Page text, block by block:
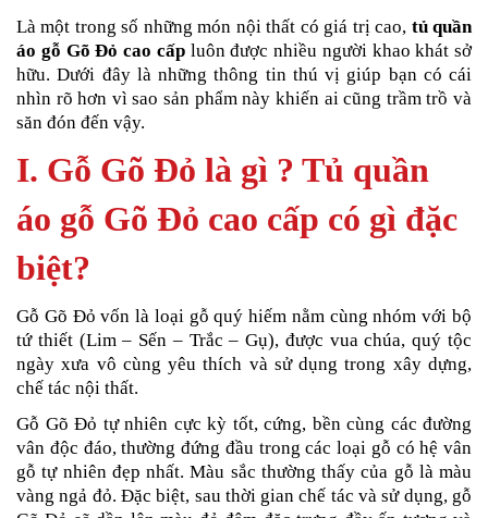
Là một trong số những món nội thất có giá trị cao, tủ quần
áo gỗ Gõ Đỏ cao cấpluôn được nhiều người khao khát sở
hữu. Dưới đây là những thông tin thú vị giúp bạn có cái
nhìn rõ hơn vì sao sản phẩm này khiến ai cũng trầm trồ và
săn đón đến vậy.
I. Gỗ Gõ Đỏ là gì ? Tủ quần
áo gỗ Gõ Đỏ cao cấp có gì đặc
biệt?
Gỗ Gõ Đỏ vốn là loại gỗ quý hiếm nằm cùng nhóm với bộ
tứ thiết (Lim – Sến – Trắc – Gụ), được vua chúa, quý tộc
ngày xưa vô cùng yêu thích và sử dụng trong xây dựng,
chế tác nội thất.
Gỗ Gõ Đỏ tự nhiên cực kỳ tốt, cứng, bền cùng các đường
vân độc đáo, thường đứng đầu trong các loại gỗ có hệ vân
gỗ tự nhiên đẹp nhất. Màu sắc thường thấy của gỗ là màu
vàng ngả đỏ. Đặc biệt, sau thời gian chế tác và sử dụng, gỗ